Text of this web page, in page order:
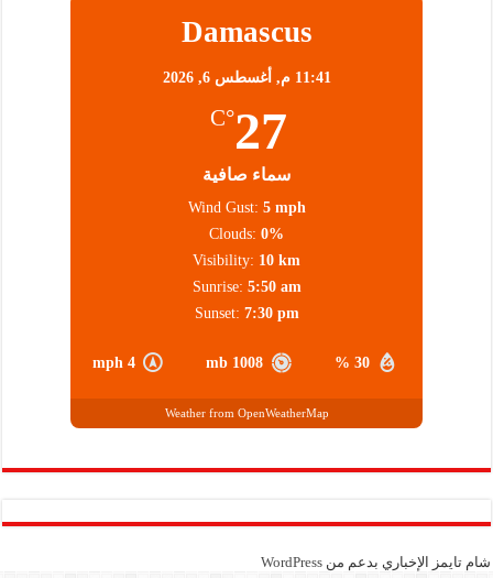
Damascus
11:41 م, أغسطس 6, 2026
27
°C
سماء صافية
30 %
1008 mb
4 mph
Wind Gust: 5 mph
Clouds: 0%
Visibility: 10 km
Sunrise: 5:50 am
Sunset: 7:30 pm
Weather from OpenWeatherMap
شام تايمز الإخباري بدعم منWordPress